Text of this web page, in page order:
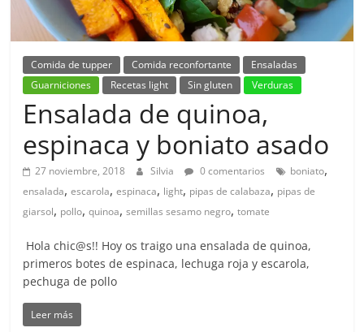
Comida de tupper Comida reconfortante
Ensaladas
Guarniciones
Recetas light Sin gluten Verduras
Ensalada de quinoa,
espinaca y boniato asado
27 noviembre, 2018 Silvia 0 comentarios boniato,
ensalada,escarola,espinaca, light, pipas de calabaza, pipas de
giarsol, pollo,quinoa,semillas sesamo negro,tomate
Hola chic@s!! Hoy os traigo una ensalada de quinoa,
primeros botes de espinaca, lechuga roja y escarola,
pechuga de pollo
Leer más